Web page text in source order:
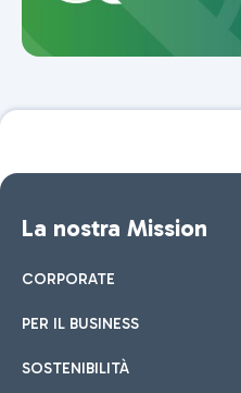
La nostra Mission
CORPORATE
PER IL BUSINESS
SOSTENIBILITÀ